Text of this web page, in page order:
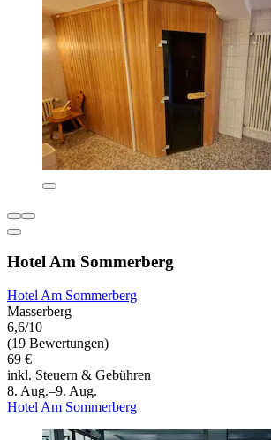
Hotel Am Sommerberg
Hotel Am Sommerberg
Masserberg
6,6/10
(19 Bewertungen)
69 €
inkl. Steuern & Gebühren
8. Aug.–9. Aug.
Hotel Am Sommerberg